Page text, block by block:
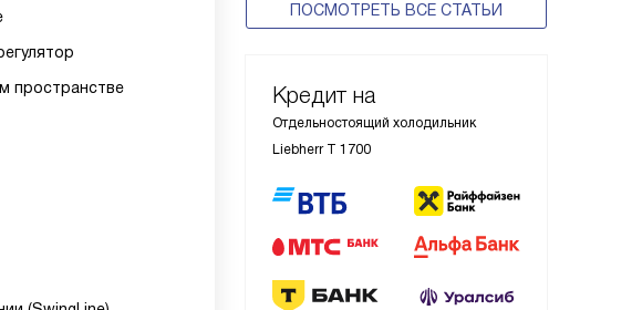
ПОСМОТРЕТЬ ВСЕ СТАТЬИ
Кредит на
Отдельностоящий холодильник
Liebherr T 1700
пространстве